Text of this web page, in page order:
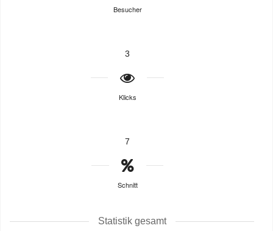
Besucher
3
Klicks
7
Schnitt
Statistik gesamt